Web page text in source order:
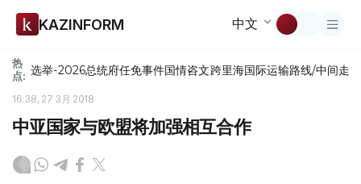
KAZINFORM 中文
热
点: 选举-2026总统府任免事件国情咨文跨里海国际运输路线/中间走廊
16:38, 27 3月 2018
中亚国家与欧盟将加强相互合作